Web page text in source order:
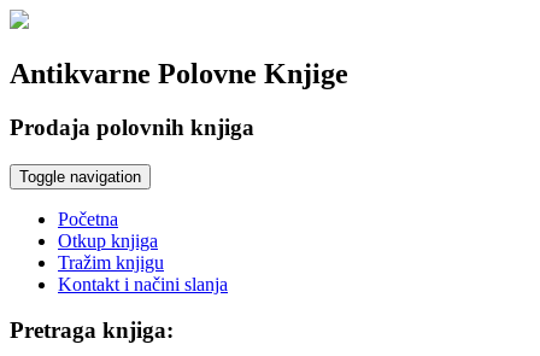
Antikvarne Polovne Knjige
Prodaja polovnih knjiga
Toggle navigation
Početna
Otkup knjiga
Tražim knjigu
Kontakt i načini slanja
Pretraga knjiga: